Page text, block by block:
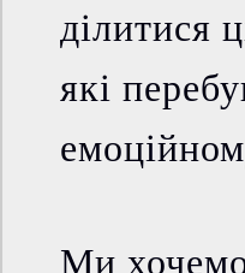
ділитися
які
Ми